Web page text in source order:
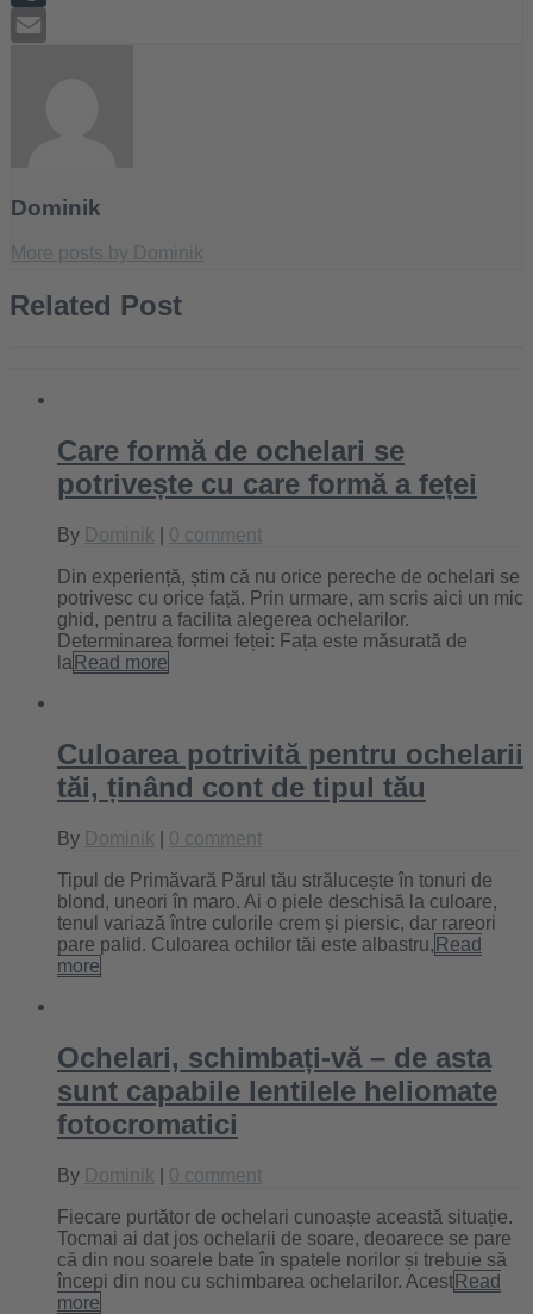
Tumblr
Dominik
More posts by Dominik
Related Post
Care formă de ochelari se
potrivește cu care formă a feței
By Dominik 0 comment
Din experiență, știm că nu orice pereche de ochelari se
potrivesc cu orice față. Prin urmare, am scris aici un mic
ghid, pentru a facilita alegerea ochelarilor.
Determinarea formei feței: Fața este măsurată de
la Read more
Culoarea potrivită pentru ochelarii
tăi, ținând cont de tipul tău
By Dominik 0 comment
Tipul de Primăvară Părul tău strălucește în tonuri de
blond, uneori în maro. Ai o piele deschisă la culoare,
tenul variază între culorile crem și piersic, dar rareori
pare palid. Culoarea ochilor tăi este albastru, Read
more
Ochelari, schimbați-vă – de asta
sunt capabile lentilele heliomate
fotocromatici
By Dominik 0 comment
Fiecare purtător de ochelari cunoaște această situație.
Tocmai ai dat jos ochelarii de soare, deoarece se pare
că din nou soarele bate în spatele norilor și trebuie să
începi din nou cu schimbarea ochelarilor. Acest Read
more